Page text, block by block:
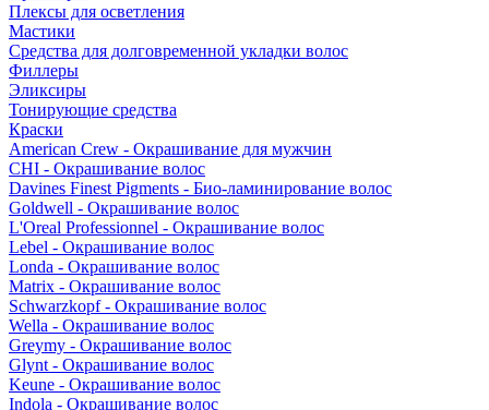
Плексы для осветления
Мастики
Средства для долговременной укладки волос
Филлеры
Эликсиры
Тонирующие средства
Краски
American Crew - Окрашивание для мужчин
CHI - Окрашивание волос
Davines Finest Pigments - Био-ламинирование волос
Goldwell - Окрашивание волос
L'Oreal Professionnel - Окрашивание волос
Lebel - Окрашивание волос
Londa - Окрашивание волос
Matrix - Окрашивание волос
Schwarzkopf - Окрашивание волос
Wella - Окрашивание волос
Greymy - Окрашивание волос
Glynt - Окрашивание волос
Keune - Окрашивание волос
Indola - Окрашивание волос